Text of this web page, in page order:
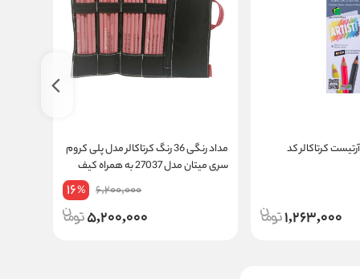
کرتاکالر کد
1,263,000
مداد رنگی 36 رنگ کرتاکالر مدل پلی کروم
سری میتان مدل 27037 به همراه کیف
6,200,000
16%
5,200,000